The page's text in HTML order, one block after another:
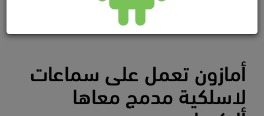
أمازون تعمل على سماعات
لاسلكية مدمج معاها